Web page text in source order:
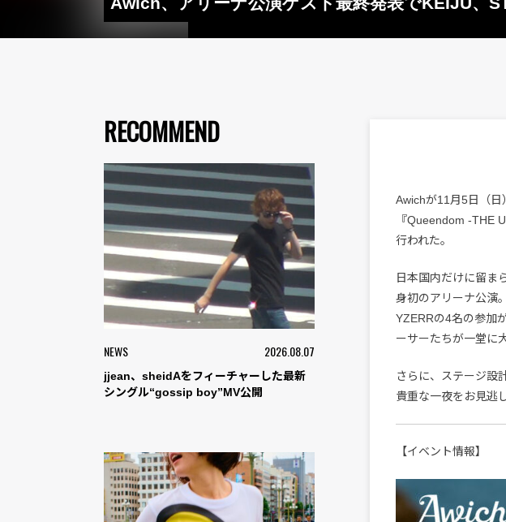
RECOMMEND
NEWS 2026.08.07
jjean、sheidAをフィーチャーした最新
シングル“gossip boy”MV公開
Awichが11月5日（
『Queendom -THE
行われた。
日本国内だけに留ま
身初のアリーナ公演
YZERRの4名の参加
ーサーたちが一堂に
さらに、ステージ設
貴重な一夜をお見逃
【イベント情報】